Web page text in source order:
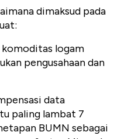
dimaksud pada
komoditas logam
pengusahaan dan
data
paling lambat 7
BUMN sebagai